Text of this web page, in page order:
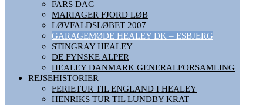
FARS DAG
MARIAGER FJORD LØB
LØVFALDSLØBET 2007
GARAGEMØDE HEALEY DK – ESBJERG
STINGRAY HEALEY
DE FYNSKE ALPER
HEALEY DANMARK GENERALFORSAMLING
REJSEHISTORIER
FERIETUR TIL ENGLAND I HEALEY
HENRIKS TUR TIL LUNDBY KRAT –